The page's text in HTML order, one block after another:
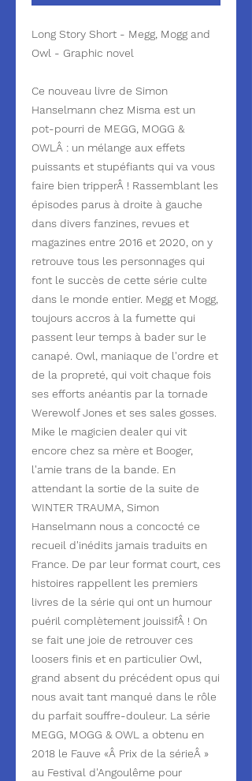
Long Story Short - Megg, Mogg and
Owl - Graphic novel
Ce nouveau livre de Simon
Hanselmann chez Misma est un
pot-pourri de MEGG, MOGG &
OWLÂ : un mélange aux effets
puissants et stupéfiants qui va vous
faire bien tripperÂ ! Rassemblant les
épisodes parus à droite à gauche
dans divers fanzines, revues et
magazines entre 2016 et 2020, on y
retrouve tous les personnages qui
font le succès de cette série culte
dans le monde entier. Megg et Mogg,
toujours accros à la fumette qui
passent leur temps à bader sur le
canapé. Owl, maniaque de l'ordre et
de la propreté, qui voit chaque fois
ses efforts anéantis par la tornade
Werewolf Jones et ses sales gosses.
Mike le magicien dealer qui vit
encore chez sa mère et Booger,
l'amie trans de la bande. En
attendant la sortie de la suite de
WINTER TRAUMA, Simon
Hanselmann nous a concocté ce
recueil d'inédits jamais traduits en
France. De par leur format court, ces
histoires rappellent les premiers
livres de la série qui ont un humour
puéril complètement jouissifÂ ! On
se fait une joie de retrouver ces
loosers finis et en particulier Owl,
grand absent du précédent opus qui
nous avait tant manqué dans le rôle
du parfait souffre-douleur. La série
MEGG, MOGG & OWL a obtenu en
2018 le Fauve «Â Prix de la sérieÂ »
au Festival d'Angoulême pour